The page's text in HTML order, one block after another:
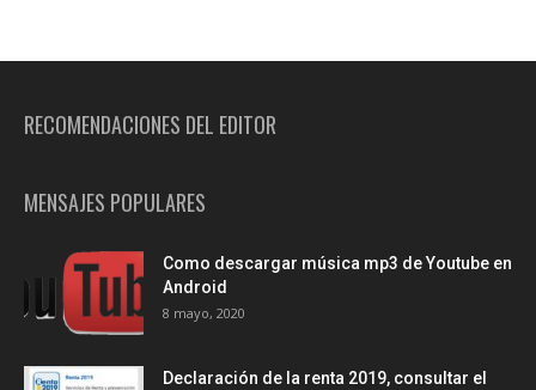
RECOMENDACIONES DEL EDITOR
MENSAJES POPULARES
Como descargar música mp3 de Youtube en
Android
8 mayo, 2020
Declaración de la renta 2019, consultar el